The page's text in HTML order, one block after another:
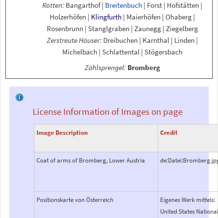
Rotten: Bangarthof | Breitenbuch | Forst | Hofstätten |
Holzerhöfen | Klingfurth | Maierhöfen | Ohaberg |
Rosenbrunn | Stanglgraben | Zaunegg | Ziegelberg
Zerstreute Häuser: Dreibuchen | Karnthal | Linden |
Michelbach | Schlattental | Stögersbach
Zählsprengel: Bromberg
License Information of Images on page
Image Description Credit
Coat of arms of Bromberg, Lower Austria
Positionskarte von Österreich
Eigenes Werk mittels:
United States